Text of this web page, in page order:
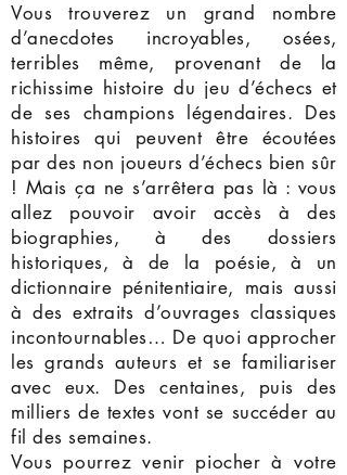
Vous trouverez un grand nombre
d’anecdotes incroyables, osées,
terribles même, provenant de la
richissime histoire du jeu d’échecs et
de ses champions légendaires. Des
histoires qui peuvent être écoutées
par des non joueurs d’échecs bien sûr
! Mais ça ne s’arrêtera pas là : vous
allez pouvoir avoir accès à des
biographies, à des dossiers
historiques, à de la poésie, à un
dictionnaire pénitentiaire, mais aussi
à des extraits d’ouvrages classiques
incontournables… De quoi approcher
les grands auteurs et se familiariser
avec eux. Des centaines, puis des
milliers de textes vont se succéder au
fil des semaines.
Vous pourrez venir piocher à votre